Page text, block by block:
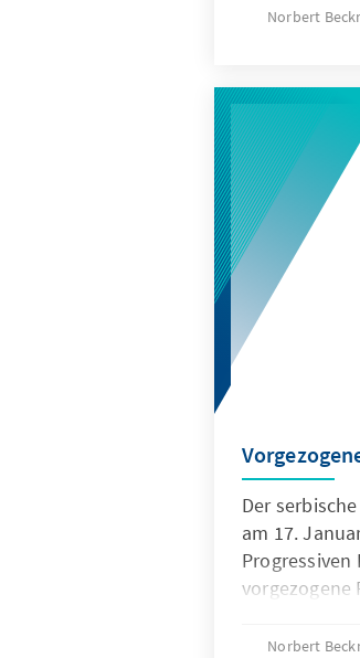
Kroatien,
90er Jahren
Beweisen
kroatischer
Norbert
Der
am 17.
Progressiven
vorgezogene
Norbert